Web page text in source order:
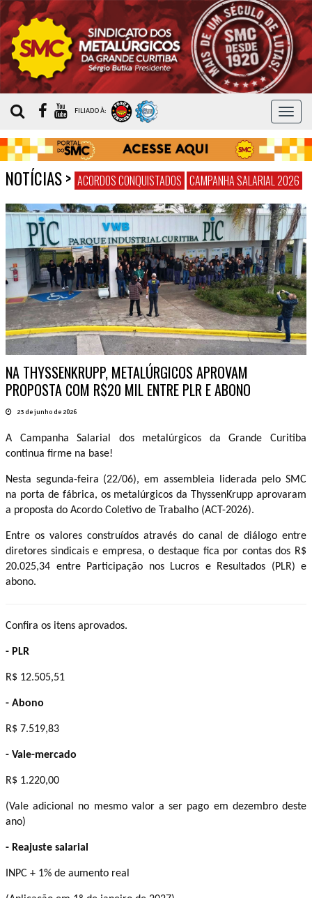
MENU
FILIADO À:
NOTÍCIAS> ACORDOS CONQUISTADOS CAMPANHA SALARIAL 2026
NA THYSSENKRUPP, METALÚRGICOS APROVAM
PROPOSTA COM R$20 MIL ENTRE PLR E ABONO
23 de junho de 2026
A Campanha Salarial dos metalúrgicos da Grande Curitiba
continua firme na base!
Nesta segunda-feira (22/06), em assembleia liderada pelo SMC
na porta de fábrica, os metalúrgicos da ThyssenKrupp aprovaram
a proposta do Acordo Coletivo de Trabalho (ACT-2026).
Entre os valores construídos através do canal de diálogo entre
diretores sindicais e empresa, o destaque fica por contas dos R$
20.025,34 entre Participação nos Lucros e Resultados (PLR) e
abono.
Confira os itens aprovados.
- PLR
R$ 12.505,51
- Abono
R$ 7.519,83
- Vale-mercado
R$ 1.220,00
(Vale adicional no mesmo valor a ser pago em dezembro deste
ano)
- Reajuste salarial
INPC + 1% de aumento real